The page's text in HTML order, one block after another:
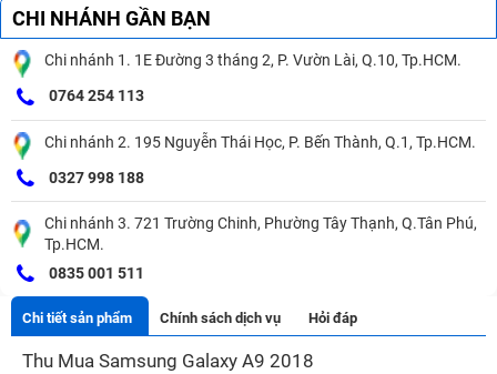
CHI NHÁNH GẦN BẠN
Chi nhánh 1. 1E Đường 3 tháng 2, P. Vườn Lài, Q.10, Tp.HCM.
0764 254 113
Chi nhánh 2. 195 Nguyễn Thái Học, P. Bến Thành, Q.1, Tp.HCM.
0327 998 188
Chi nhánh 3. 721 Trường Chinh, Phường Tây Thạnh, Q.Tân Phú,
Tp.HCM.
0835 001 511
Chi tiết sản phẩm Chính sách dịch vụ Hỏi đáp
Thu Mua Samsung Galaxy A9 2018